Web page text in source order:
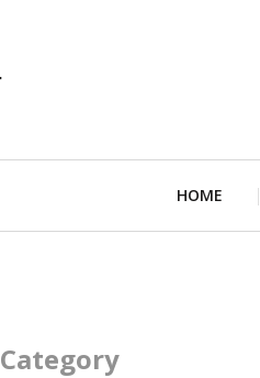
HOME
Category